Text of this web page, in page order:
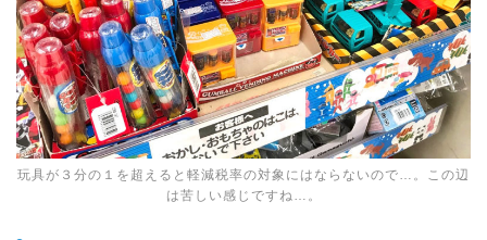
玩具が３分の１を超えると軽減税率の対象にはならないので…。この辺
は苦しい感じですね…。